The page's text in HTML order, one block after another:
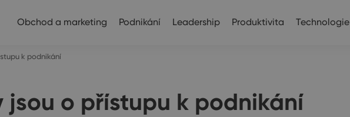
Obchod a marketing Podnikání Leadership Produktivita Technologie
k podnikání
jsou o přístupu k podnikání